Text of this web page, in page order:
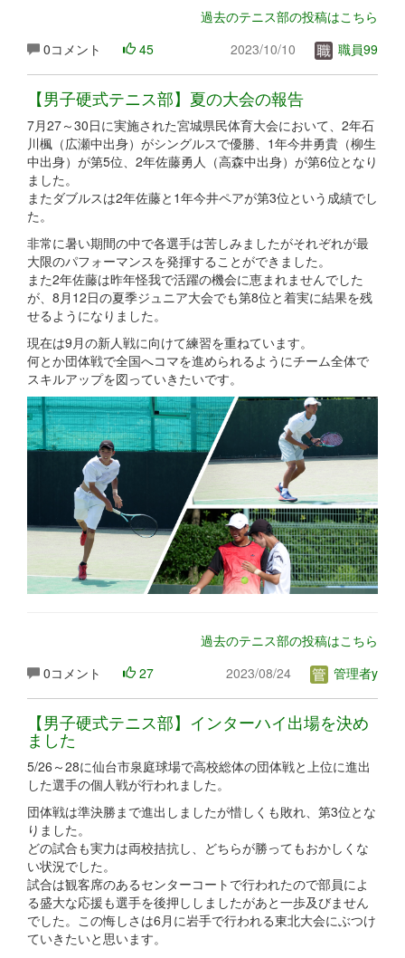
過去のテニス部の投稿はこちら
0コメント
45 2023/10/10 職員99
【男子硬式テニス部】夏の大会の報告
7月27～30日に実施された宮城県民体育大会において、2年石
川楓（広瀬中出身）がシングルスで優勝、1年今井勇貴（柳生
中出身）が第5位、2年佐藤勇人（高森中出身）が第6位となり
ました。
またダブルスは2年佐藤と1年今井ペアが第3位という成績でし
た。
非常に暑い期間の中で各選手は苦しみましたがそれぞれが最
大限のパフォーマンスを発揮することができました。
また2年佐藤は昨年怪我で活躍の機会に恵まれませんでした
が、8月12日の夏季ジュニア大会でも第8位と着実に結果を残
せるようになりました。
現在は9月の新人戦に向けて練習を重ねています。
何とか団体戦で全国へコマを進められるようにチーム全体で
スキルアップを図っていきたいです。
過去のテニス部の投稿はこちら
0コメント
27 2023/08/24 管理者y
【男子硬式テニス部】インターハイ出場を決め
ました
5/26～28に仙台市泉庭球場で高校総体の団体戦と上位に進出
した選手の個人戦が行われました。
団体戦は準決勝まで進出しましたが惜しくも敗れ、第3位とな
りました。
どの試合も実力は両校拮抗し、どちらが勝ってもおかしくな
い状況でした。
試合は観客席のあるセンターコートで行われたので部員によ
る盛大な応援も選手を後押ししましたがあと一歩及びません
でした。この悔しさは6月に岩手で行われる東北大会にぶつけ
ていきたいと思います。